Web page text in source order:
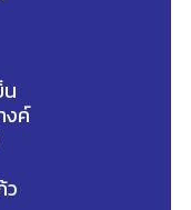
น
งค์
ว